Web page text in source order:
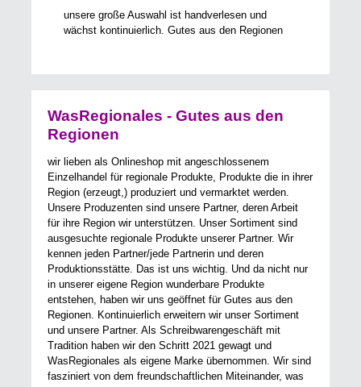
unsere große Auswahl ist handverlesen und
wächst kontinuierlich. Gutes aus den Regionen
WasRegionales - Gutes aus den
Regionen
wir lieben als Onlineshop mit angeschlossenem
Einzelhandel für regionale Produkte, Produkte die in ihrer
Region (erzeugt,) produziert und vermarktet werden.
Unsere Produzenten sind unsere Partner, deren Arbeit
für ihre Region wir unterstützen. Unser Sortiment sind
ausgesuchte regionale Produkte unserer Partner. Wir
kennen jeden Partner/jede Partnerin und deren
Produktionsstätte. Das ist uns wichtig. Und da nicht nur
in unserer eigene Region wunderbare Produkte
entstehen, haben wir uns geöffnet für Gutes aus den
Regionen. Kontinuierlich erweitern wir unser Sortiment
und unsere Partner. Als Schreibwarengeschäft mit
Tradition haben wir den Schritt 2021 gewagt und
WasRegionales als eigene Marke übernommen. Wir sind
fasziniert von dem freundschaftlichen Miteinander, was